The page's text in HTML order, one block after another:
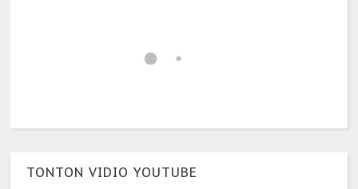
TONTON VIDIO YOUTUBE